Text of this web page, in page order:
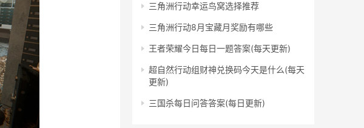
三角洲行动幸运鸟窝选择推荐
三角洲行动8月宝藏月奖励有哪些
王者荣耀今日每日一题答案(每天更新)
超自然行动组财神兑换码今天是什么(每天
更新)
三国杀每日问答答案(每日更新)